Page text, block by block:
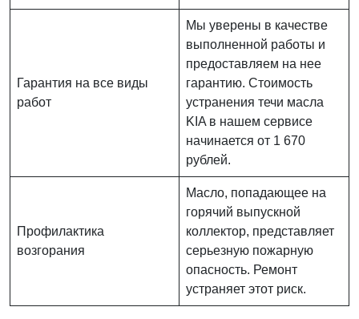
Гарантия на все виды
работ
Мы уверены в качестве
выполненной работы и
предоставляем на нее
гарантию. Стоимость
устранения течи масла
KIA в нашем сервисе
начинается от 1 670
рублей.
Профилактика
возгорания
Масло, попадающее на
горячий выпускной
коллектор, представляет
серьезную пожарную
опасность. Ремонт
устраняет этот риск.